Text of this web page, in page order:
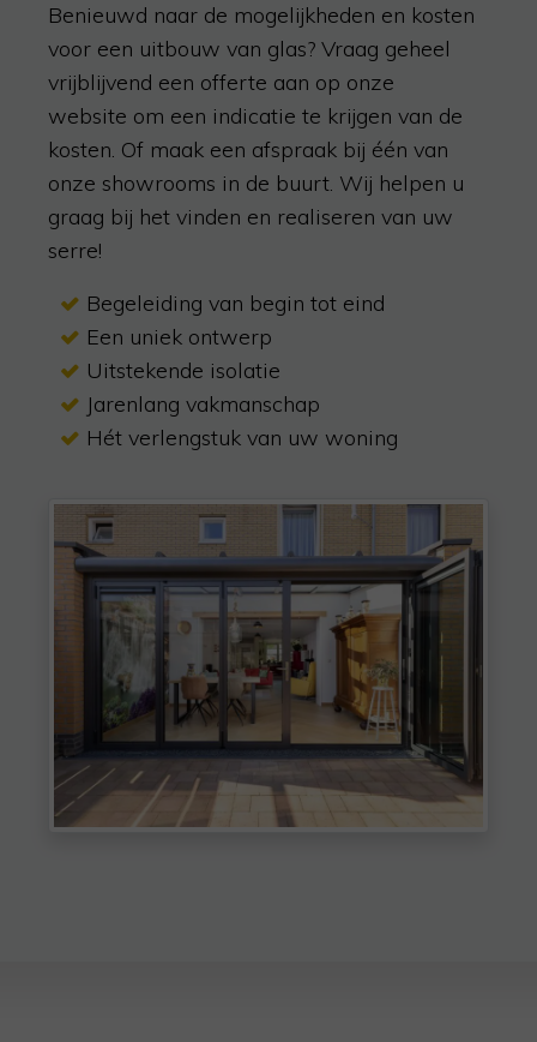
Benieuwd naar de mogelijkheden en kosten
voor een uitbouw van glas? Vraag geheel
vrijblijvend een offerte aan op onze
website om een indicatie te krijgen van de
kosten. Of maak een afspraak bij één van
onze showrooms in de buurt. Wij helpen u
graag bij het vinden en realiseren van uw
serre!
Begeleiding van begin tot eind
Een uniek ontwerp
Uitstekende isolatie
Jarenlang vakmanschap
Hét verlengstuk van uw woning